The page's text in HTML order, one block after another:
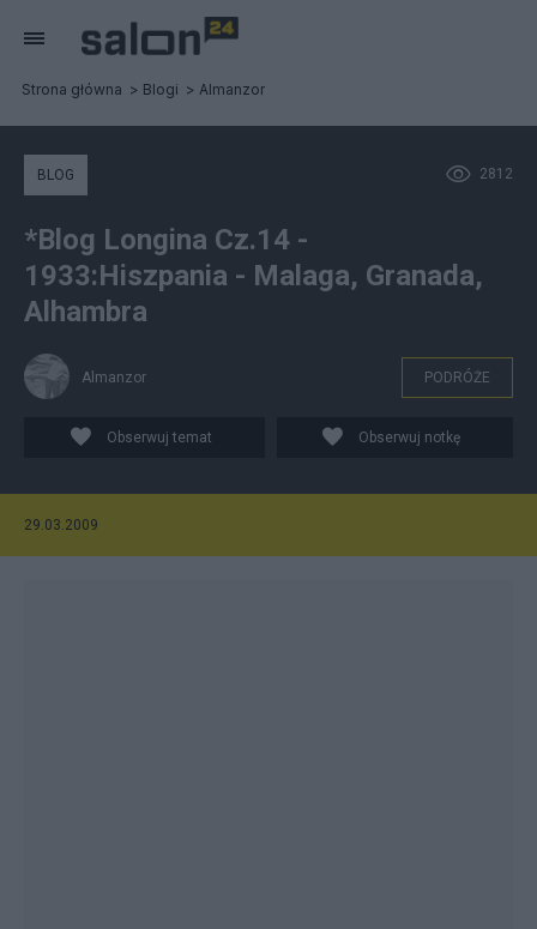
Strona główna Blogi Almanzor
2812
BLOG
*Blog Longina Cz.14 -
1933:Hiszpania - Malaga, Granada,
Alhambra
Almanzor PODRÓŻE
Obserwuj temat Obserwuj notkę
29.03.2009